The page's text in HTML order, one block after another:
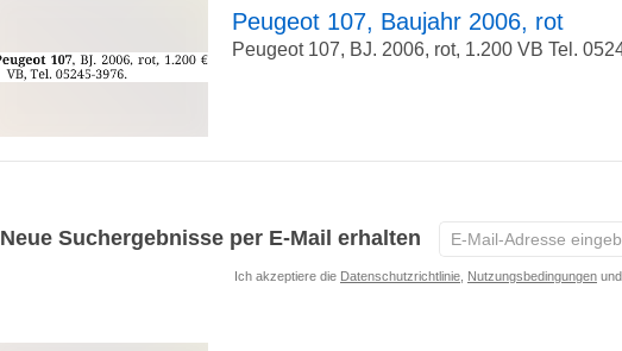
Detailseite
zur
Peugeot 107, Baujahr 2006, rot
Peugeot 107, BJ. 2006, rot, 1.200 VB Tel.
Neue Suchergebnisse per E-Mail erhalten
E-
Mail-
Ich akzeptiere die Datenschutzrichtlinie Nutzungsbedingungen